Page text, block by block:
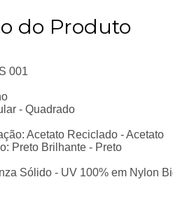
do Produto
001
- Quadrado
Acetato Reciclado - Acetato
Preto Brilhante - Preto
Sólido - UV 100% em Nylon